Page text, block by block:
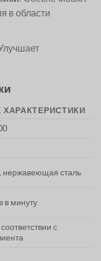
в области
сталь
в минуту
с